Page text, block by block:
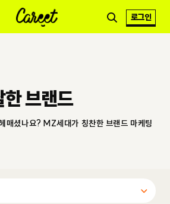
로그인
한 브랜드
매셨나요? MZ세대가 칭찬한 브랜드 마케팅